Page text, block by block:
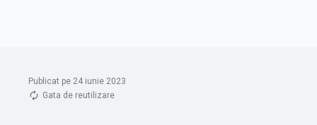
Publicat pe 24 iunie 2023
Gata de reutilizare